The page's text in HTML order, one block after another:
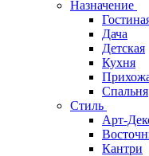
Назначение
Дача
Детская
Кухня
Спальня
Стиль
Арт-
Кантри